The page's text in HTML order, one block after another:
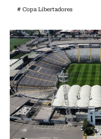
# Copa Libertadores